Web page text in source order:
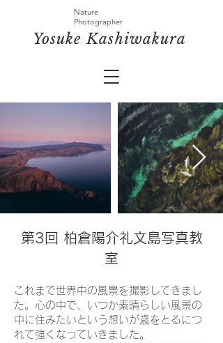
Nature
Photographer
​YosukeKashiwakura
第3回 柏倉陽介礼文島写真教
室
これまで世界中の風景を撮影してきまし
た。心の中で、いつか素晴らしい風景の
中に住みたいという想いが歳をとるにつ
れて強くなっていきました。